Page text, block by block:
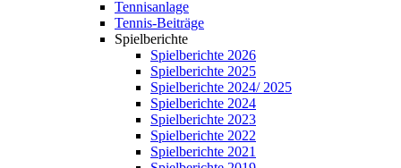
Tennisanlage
Tennis-Beiträge
Spielberichte
Spielberichte 2026
Spielberichte 2025
Spielberichte 2024/ 2025
Spielberichte 2024
Spielberichte 2023
Spielberichte 2022
Spielberichte 2021